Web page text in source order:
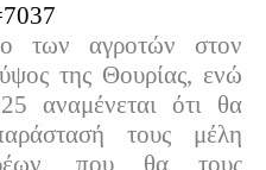
των αγροτών στον
της Θουρίας, ενώ
αναμένεται ότι θα
τους μέλη